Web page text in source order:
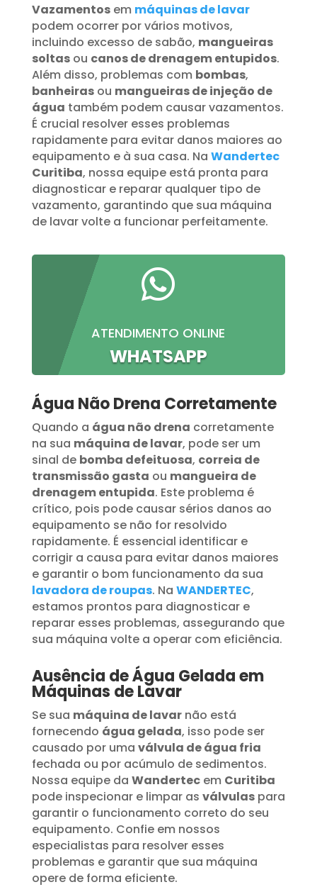
Vazamentosem máquinas de lavar
podem ocorrer por vários motivos,
incluindo excesso de sabão, mangueiras
soltasou canos de drenagem entupidos.
Além disso, problemas com bombas,
banheirasou mangueiras de injeção de
água também podem causar vazamentos.
É crucial resolver esses problemas
rapidamente para evitar danos maiores ao
equipamento e à sua casa. Na Wandertec
Curitiba, nossa equipe está pronta para
diagnosticar e reparar qualquer tipo de
vazamento, garantindo que sua máquina
de lavar volte a funcionar perfeitamente.

ATENDIMENTO ONLINE
WHATSAPP
Água Não Drena Corretamente
Quando a água não drena corretamente
na sua máquina de lavar, pode ser um
sinal de bomba defeituosa, correia de
transmissão gasta ou mangueira de
drenagem entupida. Este problema é
crítico, pois pode causar sérios danos ao
equipamento se não for resolvido
rapidamente. É essencial identificar e
corrigir a causa para evitar danos maiores
e garantir o bom funcionamento da sua
lavadora de roupas. Na WANDERTEC,
estamos prontos para diagnosticar e
reparar esses problemas, assegurando que
sua máquina volte a operar com eficiência.
Ausência de Água Gelada em
Máquinas de Lavar
Se sua máquina de lavarnão está
fornecendo água gelada, isso pode ser
causado por uma válvula de água fria
fechada ou por acúmulo de sedimentos.
Nossa equipe da Wandertecem Curitiba
pode inspecionar e limpar as válvulaspara
garantir o funcionamento correto do seu
equipamento. Confie em nossos
especialistas para resolver esses
problemas e garantir que sua máquina
opere de forma eficiente.